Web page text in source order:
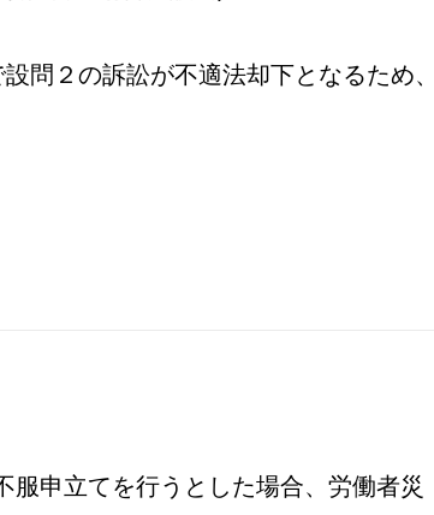
２の訴訟が不適法却下となるため、
申立てを行うとした場合、労働者災